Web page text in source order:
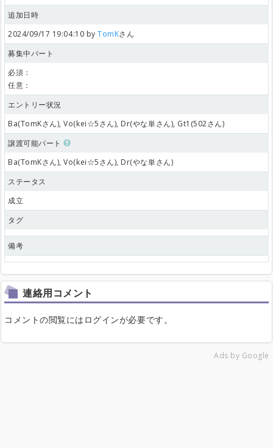
追加日時
2024/09/17 19:04:10 byTomKさん
募集中パート
必須：
任意：
エントリー状況
Ba(TomKさん), Vo(kei☆5さん), Dr(やな単さん), Gt1(502さん)
譲渡可能パート
Ba(TomKさん), Vo(kei☆5さん), Dr(やな単さん)
ステータス
成立
タグ
備考
連絡用コメント
コメントの閲覧にはログインが必要です。
Ads by Google